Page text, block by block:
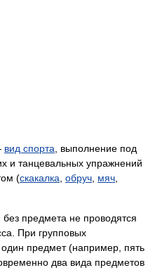
вид спорта , выполнение под
и танцевальных упражнений
(скакалка обруч мяч
предмета не проводятся
При групповых
предмет (например, пять
два вида предметов